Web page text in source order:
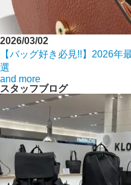
2026/03/02
【バッグ好き必見!!】2026年
選
and more
スタッフブログ